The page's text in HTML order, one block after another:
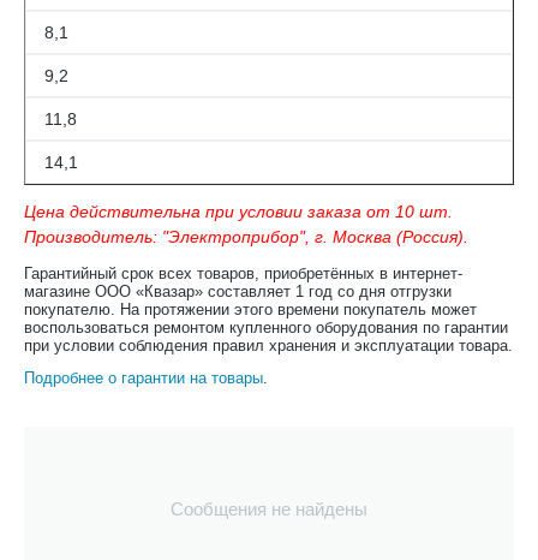
8,1
9,2
11,8
14,1
Цена действительна при условии заказа от 10 шт.
Производитель: "Электроприбор", г. Москва (Россия).
Гарантийный срок всех товаров, приобретённых в интернет-
магазине ООО «Квазар» составляет 1 год со дня отгрузки
покупателю. На протяжении этого времени покупатель может
воспользоваться ремонтом купленного оборудования по гарантии
при условии соблюдения правил хранения и эксплуатации товара.
Подробнее о гарантии на товары
Сообщения не найдены